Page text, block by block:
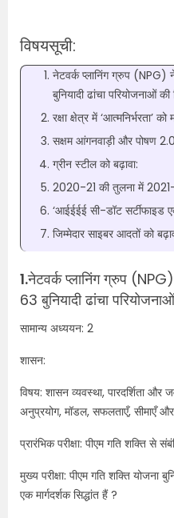
विषयसूची:
नेटवर्क प्लानिंग ग्रुप (NPG)
बुनियादी ढांचा परियोजनाओं की
रक्षा क्षेत्र में ‘आत्मनिर्भरता’ को
सक्षम आंगनवाड़ी और पोषण
ग्रीन स्टील को बढ़ावा:
2020-21 की तुलना में 2021-
‘आईईईई सी-डॉट सर्टीफाइड
जिम्मेदार साइबर आदतों को
1.नेटवर्क प्लानिंग ग्रुप (NPG)
63 बुनियादी ढांचा
सामान्य अध्ययन: 2
शासन:
विषय: शासन व्यवस्था, पारदर्शिता और
अनुप्रयोग, मॉडल, सफलताएँ, सीमाएँ
प्रारंभिक परीक्षा: पीएम गति शक्ति से
मुख्य परीक्षा: पीएम गति शक्ति योजना
एक मार्गदर्शक सिद्धांत हैं ?